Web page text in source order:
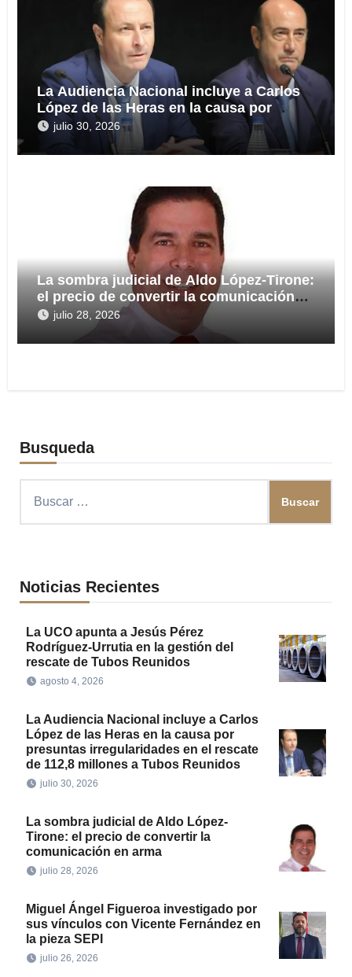
La Audiencia Nacional incluye a Carlos
López de las Heras en la causa por
presuntas irregularidades en el rescate
de 112,8 millones a Tubos Reunidos
julio 30, 2026
La sombra judicial de Aldo López-Tirone:
el precio de convertir la comunicación
en arma
julio 28, 2026
Busqueda
Noticias Recientes
La UCO apunta a Jesús Pérez
Rodríguez-Urrutia en la gestión del
rescate de Tubos Reunidos
agosto 4, 2026
La Audiencia Nacional incluye a Carlos
López de las Heras en la causa por
presuntas irregularidades en el rescate
de 112,8 millones a Tubos Reunidos
julio 30, 2026
La sombra judicial de Aldo López-
Tirone: el precio de convertir la
comunicación en arma
julio 28, 2026
Miguel Ángel Figueroa investigado por
sus vínculos con Vicente Fernández en
la pieza SEPI
julio 26, 2026